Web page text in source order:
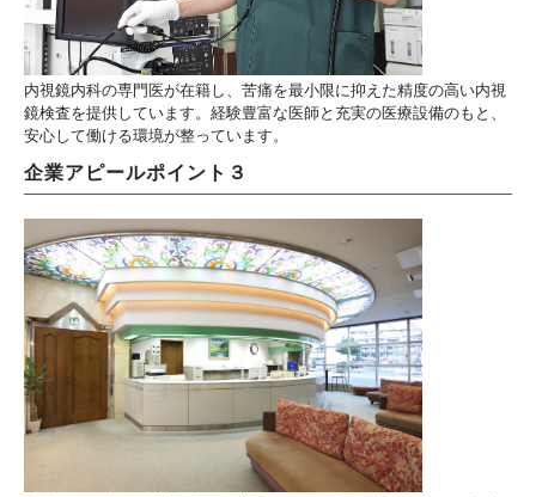
内視鏡内科の専門医が在籍し、苦痛を最小限に抑えた精度の高い内視
鏡検査を提供しています。経験豊富な医師と充実の医療設備のもと、
安心して働ける環境が整っています。
企業アピールポイント３